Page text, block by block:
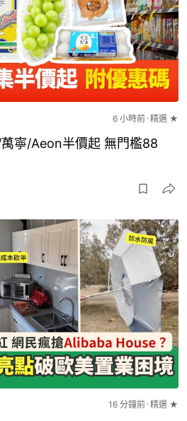
6 小時前 精選 ★
寧/Aeon半價起 無門檻88
16 分鐘前 精選 ★